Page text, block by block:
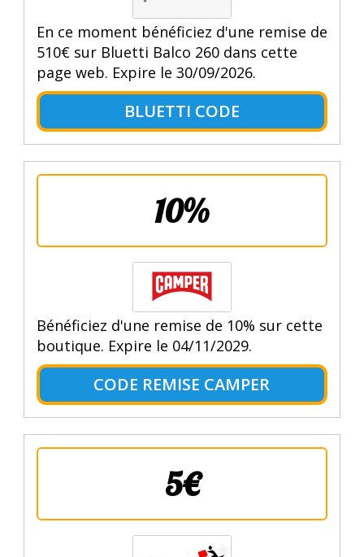
En ce moment bénéficiez d'une remise de
510€ sur Bluetti Balco 260 dans cette
page web. Expire le 30/09/2026.
BLUETTI CODE
10%
Bénéficiez d'une remise de 10% sur cette
boutique. Expire le 04/11/2029.
CODE REMISE CAMPER
5€